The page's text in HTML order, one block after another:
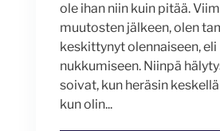
ole ihan niin kuin pitää.
muutosten jälkeen, olen
keskittynyt olennaiseen, eli
nukkumiseen. Niinpä
soivat, kun heräsin
kun olin...